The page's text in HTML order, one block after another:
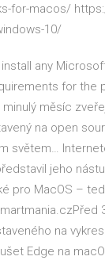
for-macos/
10/
any
for the
měsíc
na open
světem…
jeho
pro MacOS –
na
Edge na